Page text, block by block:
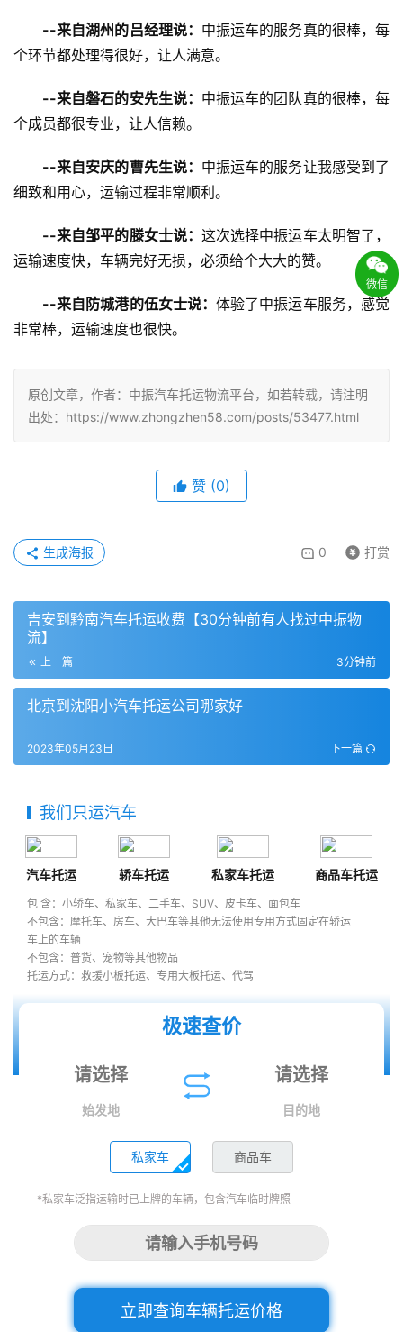
--来自湖州的吕经理说： 中振运车的服务真的很棒，每
个环节都处理得很好，让人满意。
--来自磐石的安先生说： 中振运车的团队真的很棒，每
个成员都很专业，让人信赖。
--来自安庆的曹先生说： 中振运车的服务让我感受到了
细致和用心，运输过程非常顺利。
--来自邹平的滕女士说： 这次选择中振运车太明智了，
运输速度快，车辆完好无损，必须给个大大的赞。
--来自防城港的伍女士说：体验了中振运车服务，感觉
非常棒，运输速度也很快。
原创文章，作者：中振汽车托运物流平台，如若转载，请注明
出处：https://www.zhongzhen58.com/posts/53477.html
赞 (0)
0 打赏
生成海报
吉安到黔南汽车托运收费【30分钟前有人找过中振物
流】
上一篇 3分钟前
北京到沈阳小汽车托运公司哪家好
下一篇
2023年05月23日
我们只运汽车
汽车托运 轿车托运 私家车托运 商品车托运
包 含：小轿车、私家车、二手车、SUV、皮卡车、面包车
不包含：摩托车、房车、大巴车等其他无法使用专用方式固定在轿运
车上的车辆
不包含：普货、宠物等其他物品
托运方式：救援小板托运、专用大板托运、代驾
极速查价
始发地 目的地
私家车 商品车
*私家车泛指运输时已上牌的车辆，包含汽车临时牌照
立即查询车辆托运价格
微信